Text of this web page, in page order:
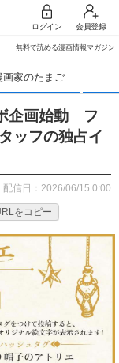
ログイン 会員登録
無料で読める漫画情報マガジン
画家のたまご
企画始動 フ
ッフの独占イ
配信日：2026/06/15 0:00
をコピー